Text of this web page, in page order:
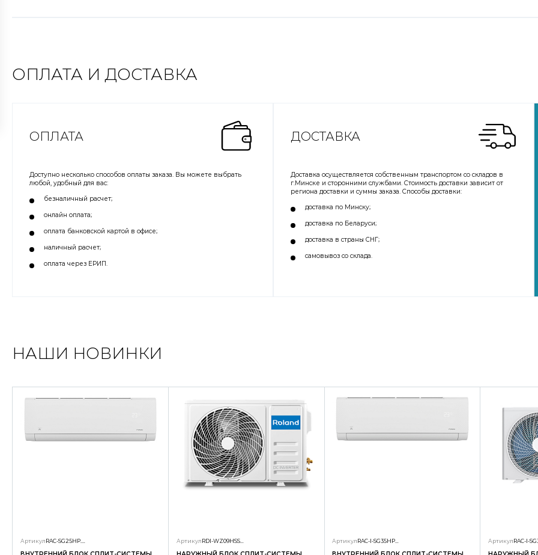
ОПЛАТА И ДОСТАВКА
ОПЛАТА
Доступно несколько способов оплаты заказа. Вы можете выбрать
любой, удобный для вас:
безналичный расчет;
онлайн оплата;
оплата банковской картой в офисе;
наличный расчет;
оплата через ЕРИП.
ДОСТАВКА
Доставка осуществляется собственным транспортом со складов в
г.Минске и сторонними службами. Стоимость доставки зависит от
региона доставки и суммы заказа. Способы доставки:
доставка по Минску;
доставка по Беларуси;
доставка в страны СНГ;
самовывоз со склада.
НАШИ НОВИНКИ
Артикул Артикул RDI-WZ09HSS/N1-OUT Артикул Артикул